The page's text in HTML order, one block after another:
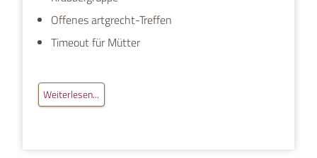
Offenes artgrecht-Treffen
Timeout für Mütter
Weiterlesen...